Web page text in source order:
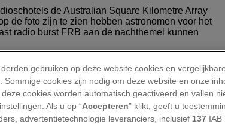
op zeer grote afstand van de aarde,
een puls van radiogolven de kosmos
die radiopuls op een cluster van
gebruiken op deze website cookies en
Sommige cookies zijn nodig om deze website en onze
cookies worden automatisch geactiveerd en vallen
Als u op “Accepteren” klikt, geeft u
advertentietechnologie leveranciers, inclusief 137 IAB